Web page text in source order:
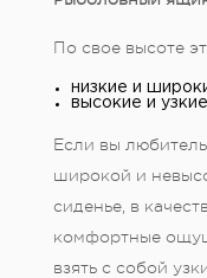
По свое высоте
низкие и
высокие и узкие.
Если вы
широкой и
сиденье, в
комфортные
взять с собой